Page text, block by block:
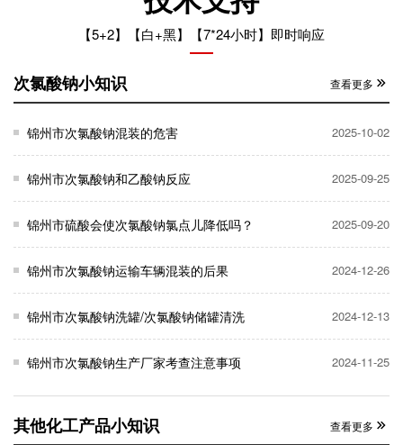
【5+2】【白+黑】【7*24小时】即时响应
次氯酸钠小知识 查看更多
锦州市次氯酸钠混装的危害 2025-10-02
锦州市次氯酸钠和乙酸钠反应 2025-09-25
锦州市硫酸会使次氯酸钠氯点儿降低吗？ 2025-09-20
锦州市次氯酸钠运输车辆混装的后果 2024-12-26
锦州市次氯酸钠洗罐/次氯酸钠储罐清洗 2024-12-13
锦州市次氯酸钠生产厂家考查注意事项 2024-11-25
其他化工产品小知识 查看更多